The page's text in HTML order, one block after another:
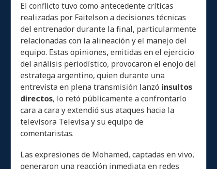
El conflicto tuvo como antecedente críticas
realizadas por Faitelson a decisiones técnicas
del entrenador durante la final, particularmente
relacionadas con la alineación y el manejo del
equipo. Estas opiniones, emitidas en el ejercicio
del análisis periodístico, provocaron el enojo del
estratega argentino, quien durante una
entrevista en plena transmisión lanzó insultos
directos, lo retó públicamente a confrontarlo
cara a cara y extendió sus ataques hacia la
televisora Televisa y su equipo de
comentaristas.
Las expresiones de Mohamed, captadas en vivo,
generaron una reacción inmediata en redes